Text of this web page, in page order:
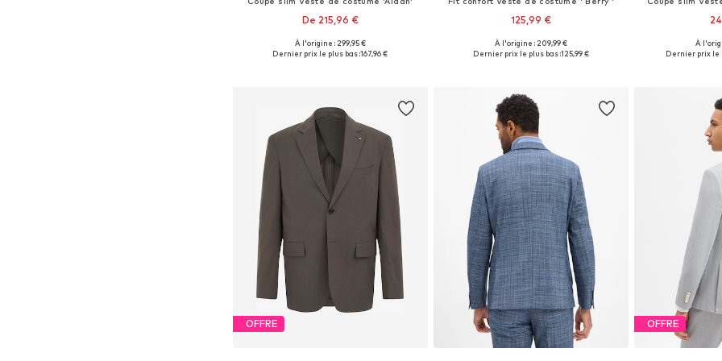
De 215,96 €
Disponible en plusieurs tailles
À l'origine : 299,95 €
Dernier prix le plus bas :167,96 €
125,99 €
Disponible en plusieurs tailles
À l'origine : 209,99 €
Dernier prix le plus bas :125,99 €
Disponible
À
Dernier prix le
OFFRE OFFRE